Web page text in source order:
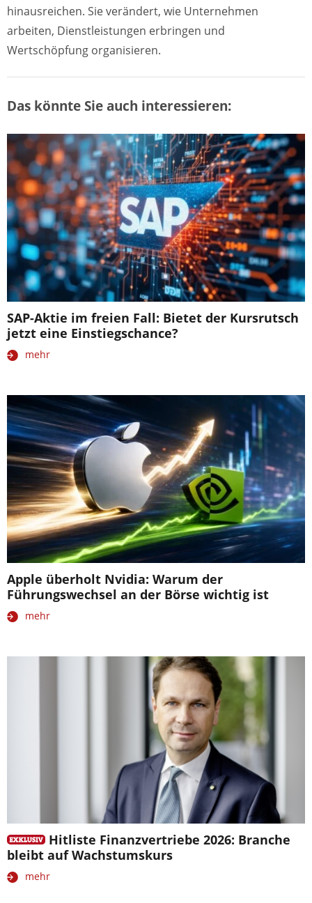
hinausreichen. Sie verändert, wie Unternehmen
arbeiten, Dienstleistungen erbringen und
Wertschöpfung organisieren.
Das könnte Sie auch interessieren:
SAP-Aktie im freien Fall: Bietet der Kursrutsch
jetzt eine Einstiegschance?
mehr
Apple überholt Nvidia: Warum der
Führungswechsel an der Börse wichtig ist
mehr
Hitliste Finanzvertriebe 2026: Branche
bleibt auf Wachstumskurs
mehr